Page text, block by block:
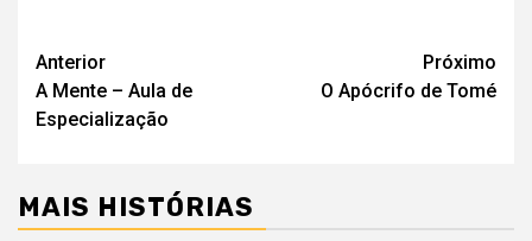
Navegação
de
Anterior
A Mente – Aula de
Especialização
Próximo
O Apócrifo de Tomé
MAIS HISTÓRIAS